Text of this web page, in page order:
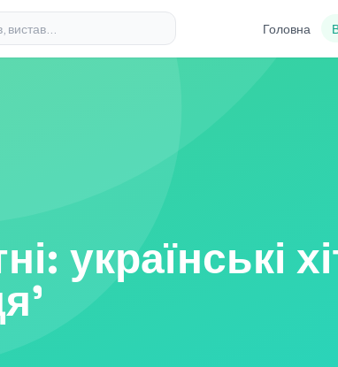
Головна
українські